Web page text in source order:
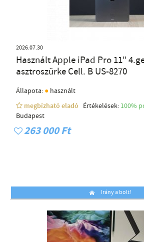
2026.07.30
Használt Apple iPad Pro 11"
asztroszürke Cell. B US-8270
Állapota: ● használt
megbízható eladó
Értékelések: 100%
Budapest
263 000 Ft
Irány a bolt!